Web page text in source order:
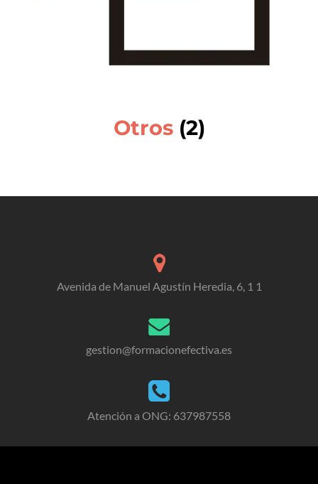
Otros (2)
Avenida de Manuel Agustín Heredia, 6, 1 1
gestion@formacionefectiva.es
Atención a ONG: 637987558